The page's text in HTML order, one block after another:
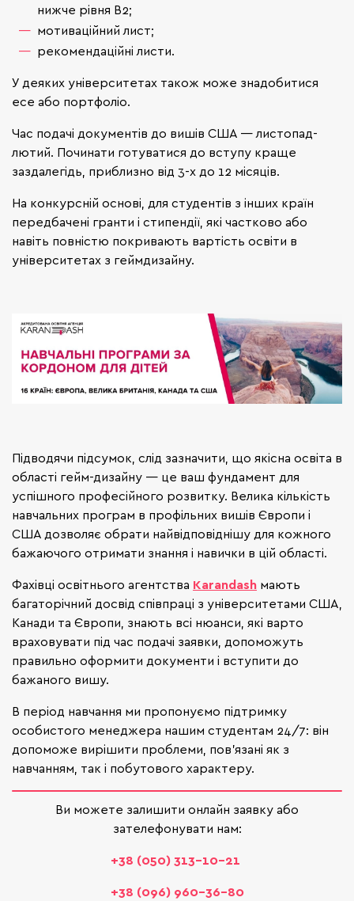
нижче рівня B2;
мотиваційний лист;
рекомендаційні листи.
У деяких університетах також може знадобитися
есе або портфоліо.
Час подачі документів до вишів США — листопад-
лютий. Починати готуватися до вступу краще
заздалегідь, приблизно від 3-х до 12 місяців.
На конкурсній основі, для студентів з інших країн
передбачені гранти і стипендії, які частково або
навіть повністю покривають вартість освіти в
університетах з геймдизайну.
Підводячи підсумок, слід зазначити, що якісна освіта в
області гейм-дизайну — це ваш фундамент для
успішного професійного розвитку. Велика кількість
навчальних програм в профільних вишів Європи і
США дозволяє обрати найвідповіднішу для кожного
бажаючого отримати знання і навички в цій області.
Фахівці освітнього агентства Karandash мають
багаторічний досвід співпраці з університетами США,
Канади та Європи, знають всі нюанси, які варто
враховувати під час подачі заявки, допоможуть
правильно оформити документи і вступити до
бажаного вишу.
В період навчання ми пропонуємо підтримку
особистого менеджера нашим студентам 24/7: він
допоможе вирішити проблеми, пов'язані як з
навчанням, так і побутового характеру.
Ви можете залишити онлайн заявку або
зателефонувати нам:
+38 (050) 313–10-21
+38 (096) 960–36-80